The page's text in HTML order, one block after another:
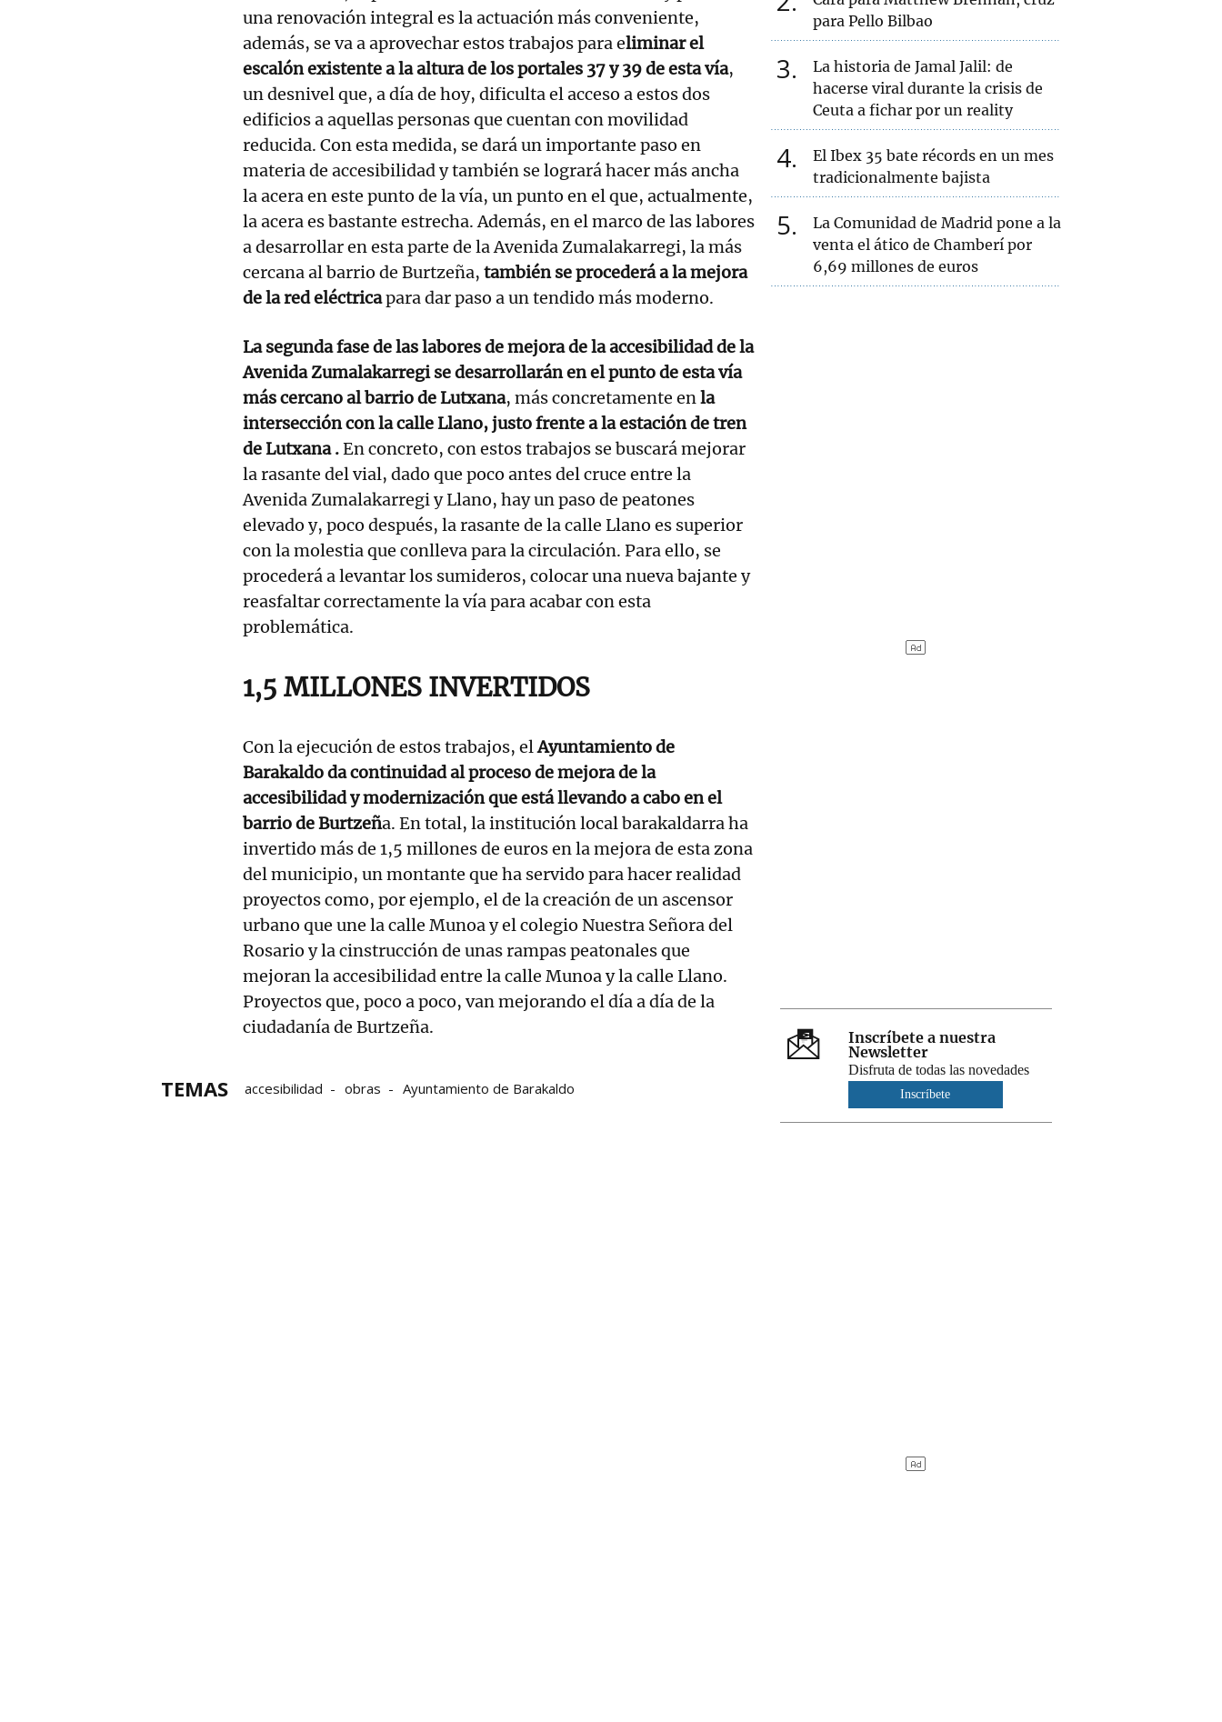
una renovación integral es la actuación más conveniente,
además, se va a aprovechar estos trabajos para eliminar el
escalón existente a la altura de los portales 37 y 39 de esta vía,
un desnivel que, a día de hoy, dificulta el acceso a estos dos
edificios a aquellas personas que cuentan con movilidad
reducida. Con esta medida, se dará un importante paso en
materia de accesibilidad y también se logrará hacer más ancha
la acera en este punto de la vía, un punto en el que, actualmente,
la acera es bastante estrecha. Además, en el marco de las labores
a desarrollar en esta parte de la Avenida Zumalakarregi, la más
cercana al barrio de Burtzeña, también se procederá a la mejora
de la red eléctricapara dar paso a un tendido más moderno.
La segunda fase de las labores de mejora de la accesibilidad de la
Avenida Zumalakarregi se desarrollarán en el punto de esta vía
más cercano al barrio de Lutxana, más concretamente enla
intersección con la calle Llano, justo frente a la estación de tren
de Lutxana .En concreto, con estos trabajos se buscará mejorar
la rasante del vial, dado que poco antes del cruce entre la
Avenida Zumalakarregi y Llano, hay un paso de peatones
elevado y, poco después, la rasante de la calle Llano es superior
con la molestia que conlleva para la circulación. Para ello, se
procederá a levantar los sumideros, colocar una nueva bajante y
reasfaltar correctamente la vía para acabar con esta
problemática.
1,5 MILLONES INVERTIDOS
Con la ejecución de estos trabajos, elAyuntamiento de
Barakaldo da continuidad al proceso de mejora de la
accesibilidad y modernización que está llevando a cabo en el
barrio de Burtzeña. En total, la institución local barakaldarra ha
invertido más de 1,5 millones de euros en la mejora de esta zona
del municipio, un montante que ha servido para hacer realidad
proyectos como, por ejemplo, el de la creación de un ascensor
urbano que une la calle Munoa y el colegio Nuestra Señora del
Rosario y la cinstrucción de unas rampas peatonales que
mejoran la accesibilidad entre la calle Munoa y la calle Llano.
Proyectos que, poco a poco, van mejorando el día a día de la
ciudadanía de Burtzeña.
TEMAS accesibilidad obras Ayuntamiento de Barakaldo
para Pello Bilbao
3
La historia de Jamal Jalil: de
hacerse viral durante la crisis de
Ceuta a fichar por un reality
4
El Ibex 35 bate récords en un mes
tradicionalmente bajista
5
La Comunidad de Madrid pone a la
venta el ático de Chamberí por
6,69 millones de euros
Inscríbete a nuestra
Newsletter
Disfruta de todas las novedades
Inscríbete